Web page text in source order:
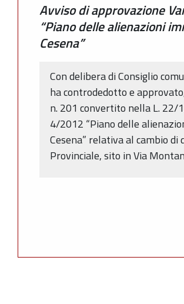
Avviso di approvazione
“Piano delle alienazioni
Cesena”
Con delibera di Consiglio
ha controdedotto e
n. 201 convertito nella L. 22/
4/2012 “Piano delle
Cesena” relativa al cambio
Provinciale, sito in Via